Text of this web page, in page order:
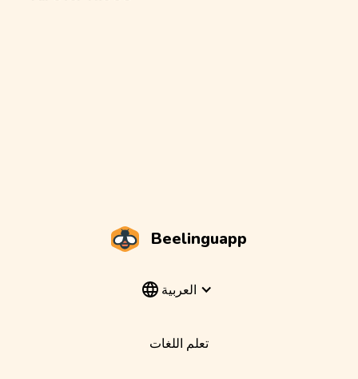
Beelinguapp
العربية
تعلم اللغات